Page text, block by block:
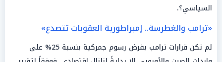
السياسي؟.
«ترامب والغطرسة.. إمبراطورية العقوبات تتصدع»
لم تكن قرارات ترامب بفرض رسوم جمركية بنسبة 25% على